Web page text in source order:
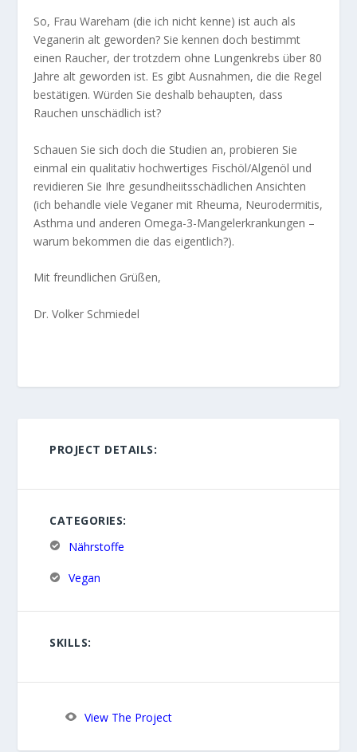
So, Frau Wareham (die ich nicht kenne) ist auch als
Veganerin alt geworden? Sie kennen doch bestimmt
einen Raucher, der trotzdem ohne Lungenkrebs über 80
Jahre alt geworden ist. Es gibt Ausnahmen, die die Regel
bestätigen. Würden Sie deshalb behaupten, dass
Rauchen unschädlich ist?
Schauen Sie sich doch die Studien an, probieren Sie
einmal ein qualitativ hochwertiges Fischöl/Algenöl und
revidieren Sie Ihre gesundheiitsschädlichen Ansichten
(ich behandle viele Veganer mit Rheuma, Neurodermitis,
Asthma und anderen Omega-3-Mangelerkrankungen –
warum bekommen die das eigentlich?).
Mit freundlichen Grüßen,
Dr. Volker Schmiedel
PROJECT DETAILS:
CATEGORIES:
Nährstoffe
Vegan
SKILLS:
View The Project